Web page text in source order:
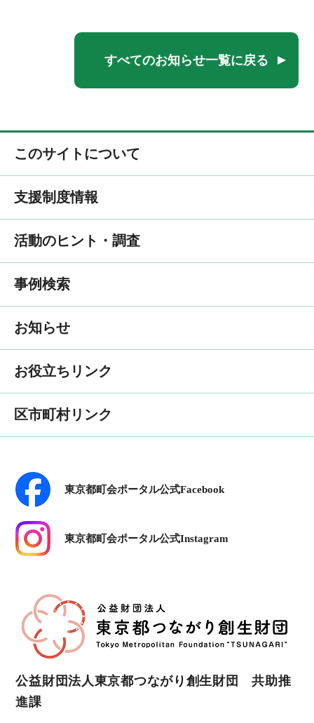
すべてのお知らせ一覧に戻る
このサイトについて
支援制度情報
活動のヒント・調査
事例検索
お知らせ
お役立ちリンク
区市町村リンク
東京都町会ポータル公式Facebook
東京都町会ポータル公式Instagram
公益財団法人東京都つながり創生財団 共助推
進課